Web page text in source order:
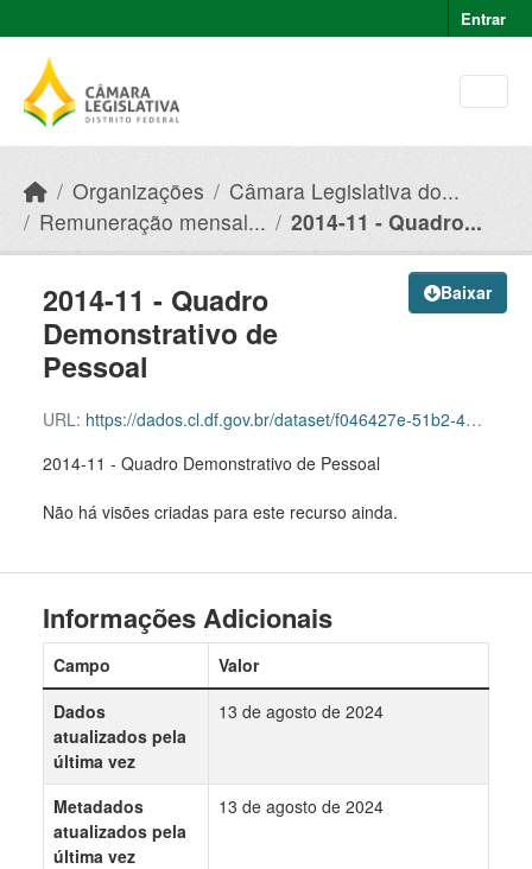
Entrar
Organizações
Câmara Legislativa do...
Remuneração mensal...
2014-11 - Quadro...
Baixar
2014-11 - Quadro
Demonstrativo de
Pessoal
URL: https://dados.cl.df.gov.br/dataset/f046427e-51b2-49e8-afe5-945e82b55ce9/resource/789050f0-f453-45f4-9cc6-3703498f6749/download/2014-11-quadro-demonstrativo-de-pessoal.pdf
2014-11 - Quadro Demonstrativo de Pessoal
Não há visões criadas para este recurso ainda.
Informações Adicionais
Campo
Valor
Dados
atualizados pela
última vez
13 de agosto de 2024
Metadados
atualizados pela
última vez
13 de agosto de 2024